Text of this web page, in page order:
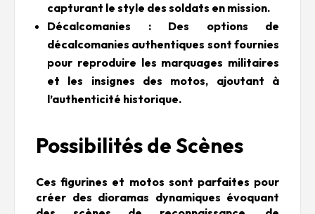
capturant le style des soldats en mission.
Décalcomanies : Des options de
décalcomanies authentiques sont fournies
pour reproduire les marquages militaires
et les insignes des motos, ajoutant à
l’authenticité historique.
Possibilités de Scènes
Ces figurines et motos sont parfaites pour
créer des dioramas dynamiques évoquant